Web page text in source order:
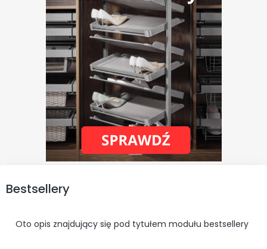
Bestsellery
Oto opis znajdujący się pod tytułem modułu bestsellery